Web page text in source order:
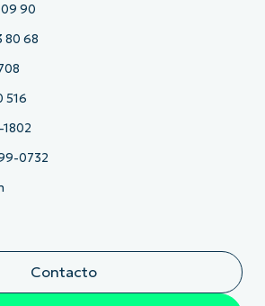
90
80 68
516
1802
0732
Contacto